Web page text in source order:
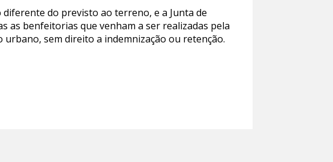
do previsto ao terreno, e a Junta de
as benfeitorias que venham a ser realizadas pela
sem direito a indemnização ou retenção.